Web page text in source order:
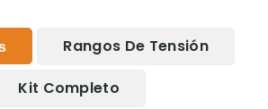
Rangos De Tensión
Kit Completo